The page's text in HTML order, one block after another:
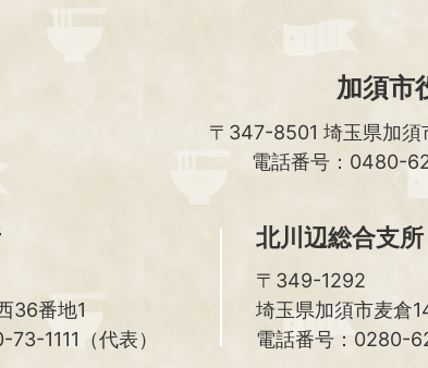
加須市
〒347-8501 埼玉県加須
電話番号：0480-
36番地1
1111（代表）
北川辺総合支所
〒349-1292
埼玉県加須市麦倉
電話番号：0280-